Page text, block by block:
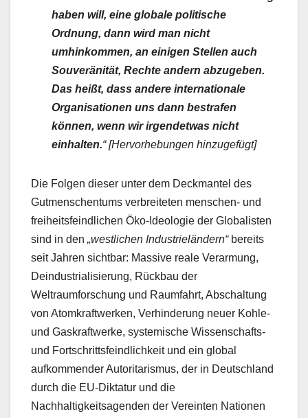
haben will, eine globale politische
Ordnung, dann wird man nicht
umhinkommen, an einigen Stellen auch
Souveränität, Rechte andern abzugeben.
Das heißt, dass andere internationale
Organisationen uns dann bestrafen
können, wenn wir irgendetwas nicht
einhalten.“ [Hervorhebungen hinzugefügt]
Die Folgen dieser unter dem Deckmantel des
Gutmenschentums verbreiteten menschen- und
freiheitsfeindlichen Öko-Ideologie der Globalisten
sind in den „westlichen Industrieländern“bereits
seit Jahren sichtbar: Massive reale Verarmung,
Deindustrialisierung, Rückbau der
Weltraumforschung und Raumfahrt, Abschaltung
von Atomkraftwerken, Verhinderung neuer Kohle-
und Gaskraftwerke, systemische Wissenschafts-
und Fortschrittsfeindlichkeit und ein global
aufkommender Autoritarismus, der in Deutschland
durch die EU-Diktatur und die
Nachhaltigkeitsagenden der Vereinten Nationen